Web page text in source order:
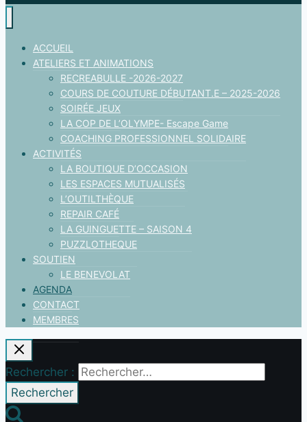
ACCUEIL
ATELIERS ET ANIMATIONS
RECREABULLE -2026-2027
COURS DE COUTURE DÉBUTANT.E – 2025-2026
SOIRÉE JEUX
LA COP DE L’OLYMPE- Escape Game
COACHING PROFESSIONNEL SOLIDAIRE
ACTIVITÉS
LA BOUTIQUE D’OCCASION
LES ESPACES MUTUALISÉS
L’OUTILTHÈQUE
REPAIR CAFÉ
LA GUINGUETTE – SAISON 4
PUZZLOTHEQUE
SOUTIEN
LE BENEVOLAT
AGENDA
CONTACT
MEMBRES
Rechercher :